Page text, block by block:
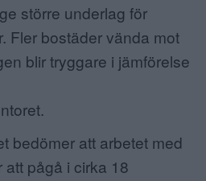
större underlag för
Fler bostäder vända mot
blir tryggare i jämförelse
bedömer att arbetet med
pågå i cirka 18